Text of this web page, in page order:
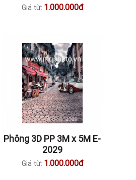
Giá từ: 1.000.000đ
Phông 3D PP 3M x 5M E-
2029
Giá từ: 1.000.000đ